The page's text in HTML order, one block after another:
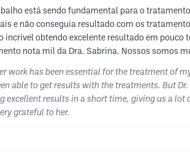
está sendo fundamental para o
e não conseguia resultado com os
obtendo excelente resultado em pouco
nota mil da Dra. Sabrina. Nossos somos
work has been essential for the treatment of
able to get results with the treatments. But
results in a short time, giving us a lot
grateful to her.